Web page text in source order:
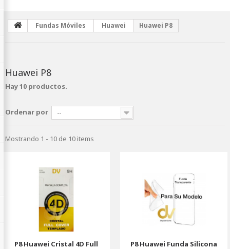
Fundas Móviles Huawei Huawei P8
Huawei P8
Hay 10 productos.
Ordenar por --
Mostrando 1 - 10 de 10 items
P8 Huawei Cristal 4D Full
P8 Huawei Funda Silicona